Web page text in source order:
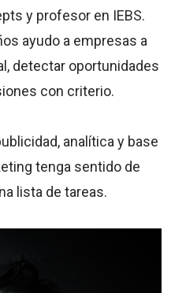
y profesor en IEBS.
ayudo a empresas a
detectar oportunidades
con criterio.
analítica y base
tenga sentido de
lista de tareas.